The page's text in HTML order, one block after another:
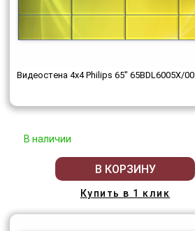
Видеостена 4x4 Philips 65" 65BDL6005X/00
В наличии
В КОРЗИНУ
Купить в 1 клик